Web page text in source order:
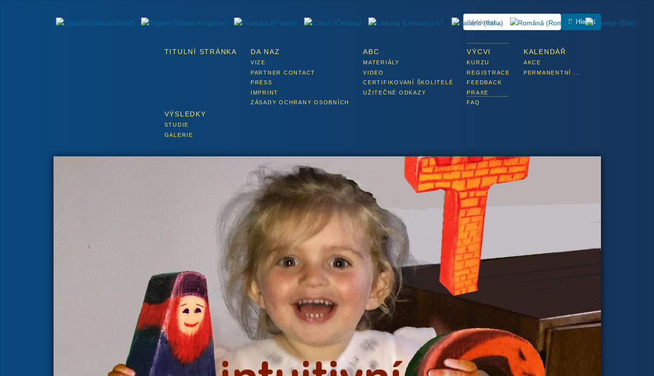
TITULNÍ STRÁNKA DA NAZ
VIZE
PARTNER CONTACT
PRESS
IMPRINT
ZÁSADY OCHRANY OSOBNÍCH
ABC
MATERIÁLY
VIDEO
CERTIFIKOVANÍ ŠKOLITELÉ
UŽITEČNÉ ODKAZY
VÝCVI
KURZU
REGISTRACE
FEEDBACK
PRAXE
FAQ
KALENDÁŘ
AKCE
PERMANENTNÍ ...
VÝSLEDKY
STUDIE
GALERIE
Hledat